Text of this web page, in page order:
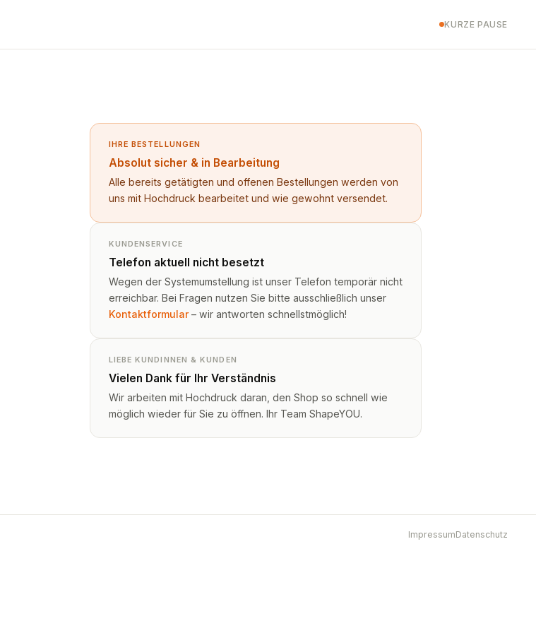
KURZE PAUSE
IHRE BESTELLUNGEN
Absolut sicher & in Bearbeitung
Alle bereits getätigten und offenen Bestellungen werden von
uns mit Hochdruck bearbeitet und wie gewohnt versendet.
KUNDENSERVICE
Telefon aktuell nicht besetzt
Wegen der Systemumstellung ist unser Telefon temporär nicht
erreichbar. Bei Fragen nutzen Sie bitte ausschließlich unser
Kontaktformular– wir antworten schnellstmöglich!
LIEBE KUNDINNEN & KUNDEN
Vielen Dank für Ihr Verständnis
Wir arbeiten mit Hochdruck daran, den Shop so schnell wie
möglich wieder für Sie zu öffnen. Ihr Team ShapeYOU.
ImpressumDatenschutz